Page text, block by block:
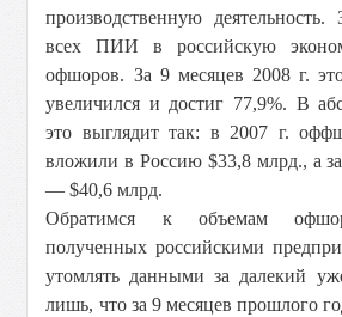
производственную
всех ПИИ в российскую
офшоров. За 9 месяцев 2008 г.
увеличился и достиг 77,9%. В
это выглядит так: в 2007 г.
вложили в Россию $33,8 млрд., а
— $40,6 млрд.
Обратимся к объемам
полученных российскими
утомлять данными за далекий
лишь, что за 9 месяцев прошлого